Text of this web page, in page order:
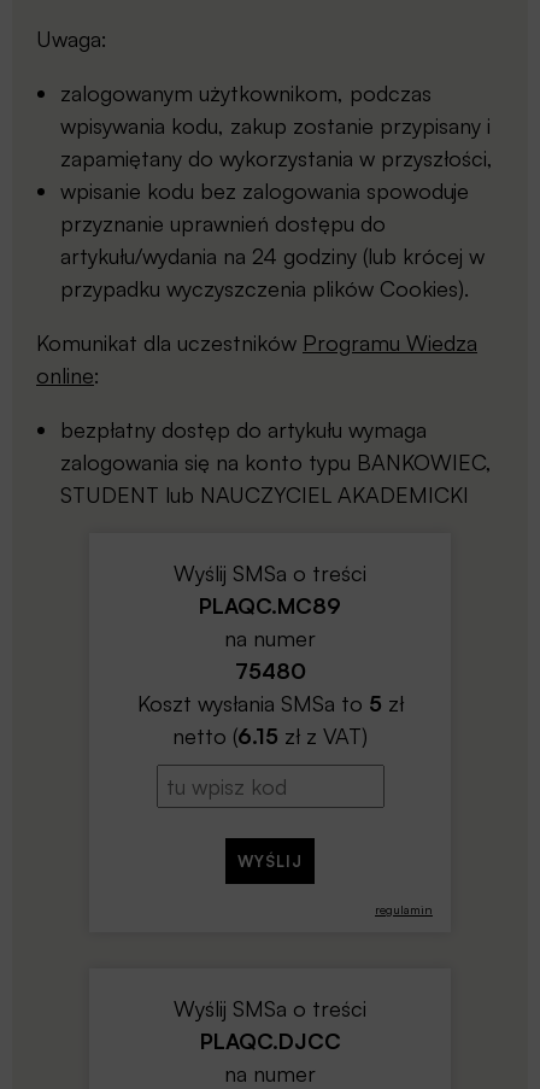
Uwaga:
zalogowanym użytkownikom, podczas
wpisywania kodu, zakup zostanie przypisany i
zapamiętany do wykorzystania w przyszłości,
wpisanie kodu bez zalogowania spowoduje
przyznanie uprawnień dostępu do
artykułu/wydania na 24 godziny (lub krócej w
przypadku wyczyszczenia plików Cookies).
Komunikat dla uczestników Programu Wiedza
online:
bezpłatny dostęp do artykułu wymaga
zalogowania się na konto typu BANKOWIEC,
STUDENT lub NAUCZYCIEL AKADEMICKI
regulamin
Wyślij SMSa o treści
PLAQC.MC89
na numer
75480
Koszt wysłania SMSa to 5 zł
netto (6.15 zł z VAT)
Wyślij SMSa o treści
PLAQC.DJCC
na numer